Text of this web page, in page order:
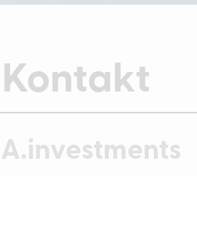
Kontakt